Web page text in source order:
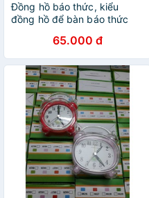
Đồng hồ báo thức, kiểu
đồng hồ để bàn báo thức
hợp với phòng ngủ, phòng
làm việc
65.000 đ